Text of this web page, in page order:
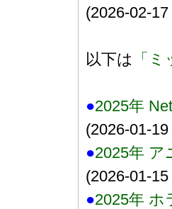
(2026-02-
以下は 「
●2025年
(2026-01-
●2025年 ア
(2026-01-
●2025年 ホ